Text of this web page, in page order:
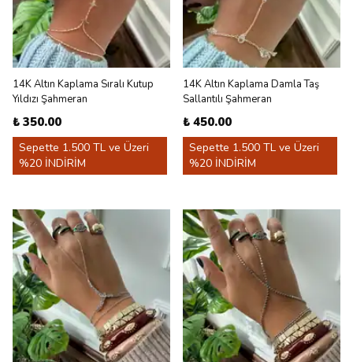
14K Altın Kaplama Sıralı Kutup
Yıldızı Şahmeran
₺ 350.00
Sepette 1.500 TL ve Üzeri
%20 İNDİRİM
14K Altın Kaplama Damla Taş
Sallantılı Şahmeran
₺ 450.00
Sepette 1.500 TL ve Üzeri
%20 İNDİRİM